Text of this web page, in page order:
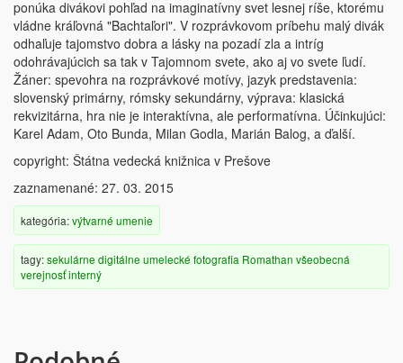
ponúka divákovi pohľad na imaginatívny svet lesnej ríše, ktorému
vládne kráľovná "Bachtaľori". V rozprávkovom príbehu malý divák
odhaľuje tajomstvo dobra a lásky na pozadí zla a intríg
odohrávajúcich sa tak v Tajomnom svete, ako aj vo svete ľudí.
Žáner: spevohra na rozprávkové motívy, jazyk predstavenia:
slovenský primárny, rómsky sekundárny, výprava: klasická
rekvizitárna, hra nie je interaktívna, ale performatívna. Účinkujúci:
Karel Adam, Oto Bunda, Milan Godla, Marián Balog, a ďalší.
copyright: Štátna vedecká knižnica v Prešove
zaznamenané: 27. 03. 2015
kategória:výtvarné umenie
tagy:sekulárne digitálne umelecké fotografia Romathan všeobecná
verejnosťinterný